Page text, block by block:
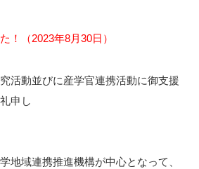
！（2023年8月30日）
活動並びに産学官連携活動に御支援
申し
地域連携推進機構が中心となって、